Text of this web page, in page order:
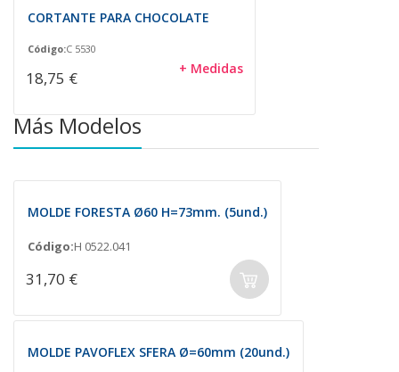
CORTANTE PARA CHOCOLATE
Código:C 5530
18,75 € + Medidas
Más Modelos
MOLDE FORESTA Ø60 H=73mm. (5und.)
Código:H 0522.041
31,70 €
MOLDE PAVOFLEX SFERA Ø=60mm (20und.)